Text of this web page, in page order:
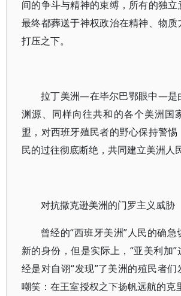
间的争斗与精神的束缚，所有的独
最终都葬送于神权政治在精神、物质
打压之下。
拉丁美洲—在毕尔巴鄂眼中—是
渊源、同样向往共和的各个美洲国
盟，对西班牙殖民者的野心保持警
民的过往彻底断绝，共同建立美洲人
对抗撒克逊美洲的门罗主义威胁
曾经的“西班牙美洲”人民的确
新的身份，但是实际上，“亚美利加
经是对自诩“发现”了美洲的殖民者
嘲笑：在王室授权之下扬帆远航的克